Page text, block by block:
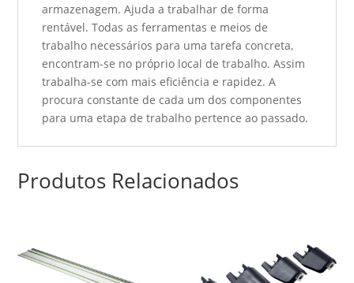
armazenagem. Ajuda a trabalhar de forma
rentável. Todas as ferramentas e meios de
trabalho necessários para uma tarefa concreta,
encontram-se no próprio local de trabalho. Assim
trabalha-se com mais eficiência e rapidez. A
procura constante de cada um dos componentes
para uma etapa de trabalho pertence ao passado.
Produtos Relacionados